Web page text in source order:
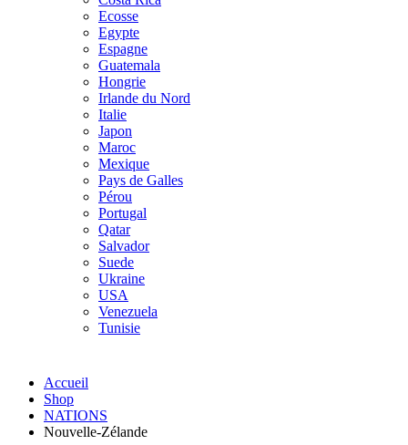
Ecosse
Egypte
Espagne
Guatemala
Hongrie
Irlande du Nord
Italie
Japon
Maroc
Mexique
Pays de Galles
Pérou
Portugal
Qatar
Salvador
Suede
Ukraine
USA
Venezuela
Tunisie
Accueil
Shop
NATIONS
Nouvelle-Zélande